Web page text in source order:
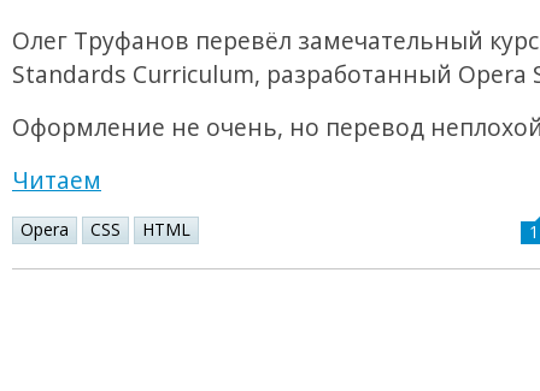
Олег Труфанов перевёл замечательный
Standards Curriculum, разработанный Opera
Оформление не очень, но перевод
Читаем
Opera CSS HTML